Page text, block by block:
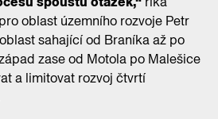
oblast územního rozvoje Petr
sahající od Braníka až po
zase od Motola po Malešice
a limitovat rozvoj čtvrtí